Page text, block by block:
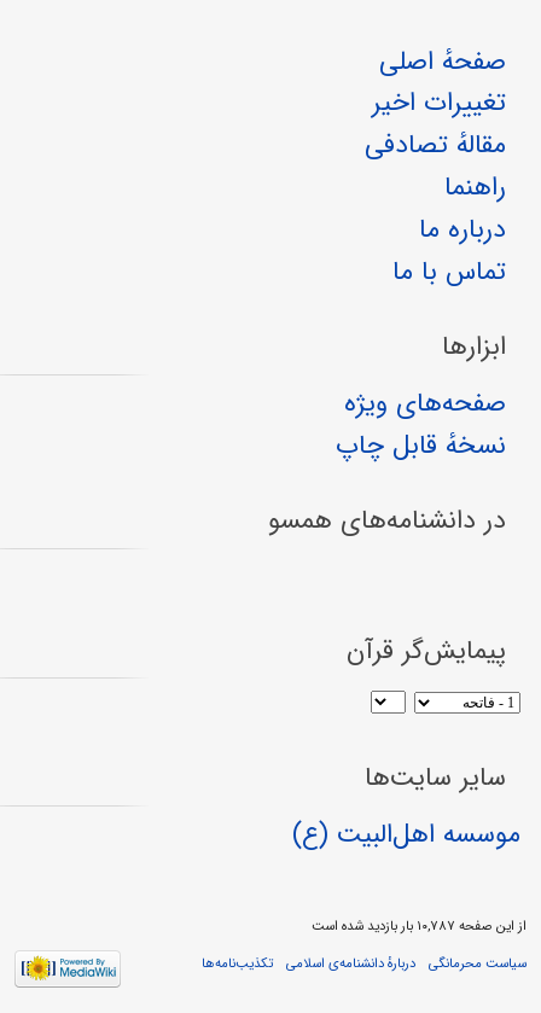
صفحهٔ اصلی
تغییرات اخیر
مقالهٔ تصادفی
راهنما
درباره ما
تماس با ما
ابزارها
صفحه‌های ویژه
نسخهٔ قابل چاپ
در دانشنامه‌های همسو
پیمایش‌گر قرآن
سایر سایت‌ها
موسسه اهل‌البیت (ع)
از این صفحه ۱۰,۷۸۷ بار بازدید شده است
سیاست محرمانگی
دربارهٔ دانشنامه‌ی اسلامی تکذیب‌نامه‌ها